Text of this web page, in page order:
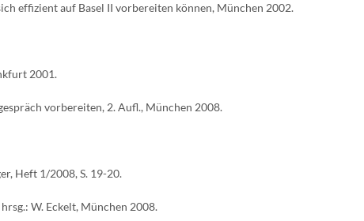
effizient auf Basel II vorbereiten können, München 2002.
2001.
vorbereiten, 2. Aufl., München 2008.
Heft 1/2008, S. 19-20.
W. Eckelt, München 2008.